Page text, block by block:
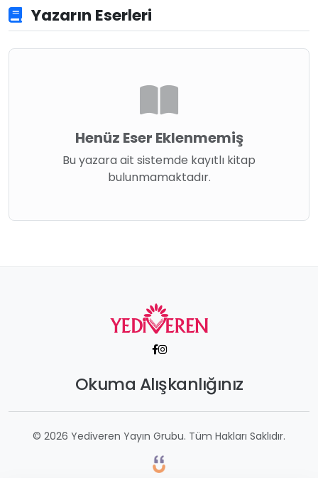
Yazarın Eserleri
Henüz Eser Eklenmemiş
Bu yazara ait sistemde kayıtlı kitap
bulunmamaktadır.
Okuma Alışkanlığınız
© 2026 Yediveren Yayın Grubu. Tüm Hakları Saklıdır.